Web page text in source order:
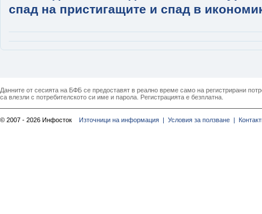
спад на пристигащите и спад в
Данните от сесията на БФБ се предоставят в реално време само на регистрирани
са влезли с потребителското си име и парола. Регистрацията е безплатна.
© 2007 - 2026 Инфосток Източници на информация | Условия за ползване |